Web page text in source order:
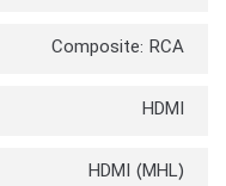
Composite: RCA
HDMI
HDMI (MHL)